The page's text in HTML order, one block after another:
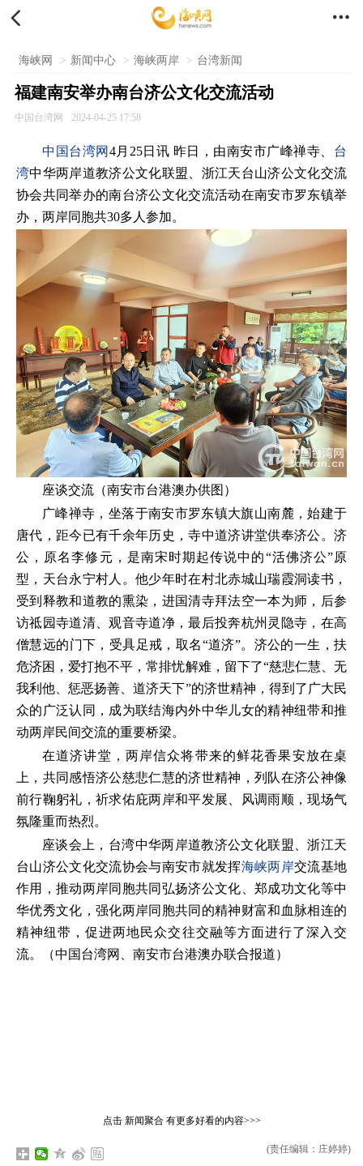
 
海峡网 > 新闻中心 > 海峡两岸 > 台湾新闻
福建南安举办南台济公文化交流活动
中国台湾网 2024-04-25 17:58
中国台湾网 4月25日讯 昨日，由南安市广峰禅寺、 台
湾中华两岸道教济公文化联盟、浙江天台山济公文化交流
协会共同举办的南台济公文化交流活动在南安市罗东镇举
办，两岸同胞共30多人参加。
座谈交流（南安市台港澳办供图）
广峰禅寺，坐落于南安市罗东镇大旗山南麓，始建于
唐代，距今已有千余年历史，寺中道济讲堂供奉济公。济
公，原名李修元，是南宋时期起传说中的“活佛济公”原
型，天台永宁村人。他少年时在村北赤城山瑞霞洞读书，
受到释教和道教的熏染，进国清寺拜法空一本为师，后参
访祗园寺道清、观音寺道净，最后投奔杭州灵隐寺，在高
僧慧远的门下，受具足戒，取名“道济”。济公的一生，扶
危济困，爱打抱不平，常排忧解难，留下了“慈悲仁慧、无
我利他、惩恶扬善、道济天下”的济世精神，得到了广大民
众的广泛认同，成为联结海内外中华儿女的精神纽带和推
动两岸民间交流的重要桥梁。
在道济讲堂，两岸信众将带来的鲜花香果安放在桌
上，共同感悟济公慈悲仁慧的济世精神，列队在济公神像
前行鞠躬礼，祈求佑庇两岸和平发展、风调雨顺，现场气
氛隆重而热烈。
座谈会上，台湾中华两岸道教济公文化联盟、浙江天
台山济公文化交流协会与南安市就发挥海峡两岸交流基地
作用，推动两岸同胞共同弘扬济公文化、郑成功文化等中
华优秀文化，强化两岸同胞共同的精神财富和血脉相连的
精神纽带，促进两地民众交往交融等方面进行了深入交
流。（中国台湾网、南安市台港澳办联合报道）
点击 新闻聚合有更多好看的内容>>>
(责任编辑：庄婷婷)